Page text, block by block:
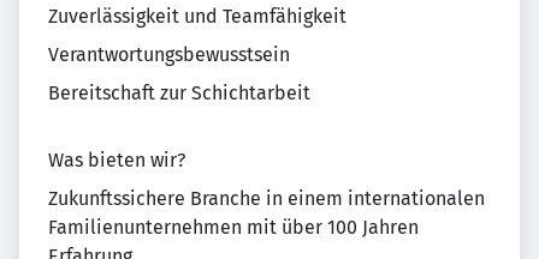
Zuverlässigkeit und Teamfähigkeit
Verantwortungsbewusstsein
Bereitschaft zur Schichtarbeit
Was bieten wir?
Zukunftssichere Branche in einem internationalen
Familienunternehmen mit über 100 Jahren